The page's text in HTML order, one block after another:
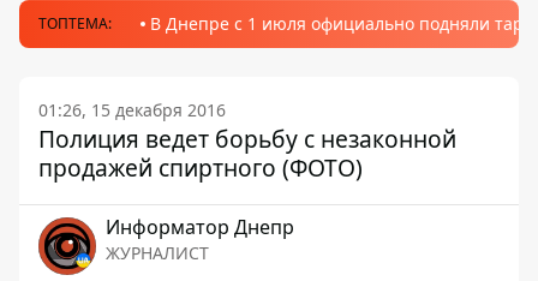
ТОПТЕМА: В Днепре с 1 июля официально подняли
01:26, 15 декабря 2016
Полиция ведет борьбу с незаконной
продажей спиртного (ФОТО)
Информатор Днепр
ЖУРНАЛИСТ